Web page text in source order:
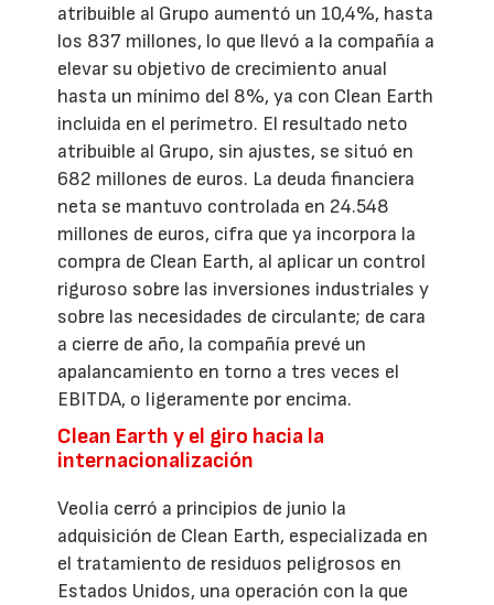
atribuible al Grupo aumentó un 10,4%, hasta
los 837 millones, lo que llevó a la compañía a
elevar su objetivo de crecimiento anual
hasta un mínimo del 8%, ya con Clean Earth
incluida en el perímetro. El resultado neto
atribuible al Grupo, sin ajustes, se situó en
682 millones de euros. La deuda financiera
neta se mantuvo controlada en 24.548
millones de euros, cifra que ya incorpora la
compra de Clean Earth, al aplicar un control
riguroso sobre las inversiones industriales y
sobre las necesidades de circulante; de cara
a cierre de año, la compañía prevé un
apalancamiento en torno a tres veces el
EBITDA, o ligeramente por encima.
Clean Earth y el giro hacia la
internacionalización
Veolia cerró a principios de junio la
adquisición de Clean Earth, especializada en
el tratamiento de residuos peligrosos en
Estados Unidos, una operación con la que